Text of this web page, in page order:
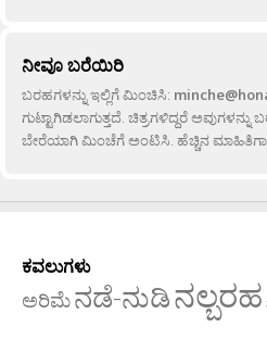
ನೀವೂ ಬರೆಯಿರಿ
ಬರಹಗಳನ್ನು ಇಲ್ಲಿಗೆ ಮಿಂಚಿಸಿ:
ಗುಟ್ಟಾಗಿಡಲಾಗುತ್ತದೆ. ಚಿತ್ರಗಳಿದ್ದರೆ
ಬೇರೆಯಾಗಿ ಮಿಂಚೆಗೆ ಅಂಟಿಸಿ. ಹೆಚ್ಚಿನ
ಕವಲುಗಳು
ಅರಿಮೆನಡೆ-ನುಡಿನಲ್ಬರಹ